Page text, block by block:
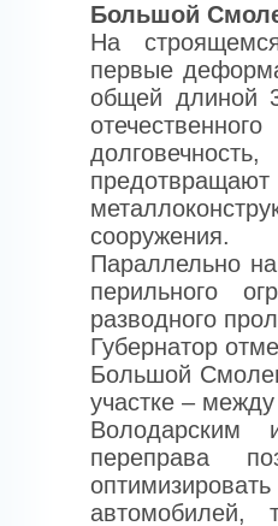
Большой
На
первые
общей длиной
сооружения.
Параллельно
перильного
разводного
Губернатор
Большой
участке – между
Володарским
переправа
автомобилей,